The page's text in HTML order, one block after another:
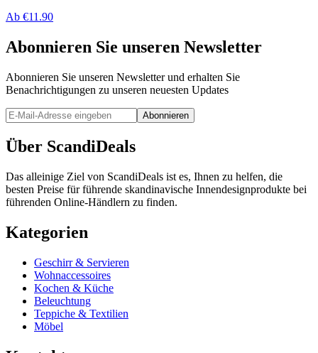
Ab €11.90
Abonnieren Sie unseren Newsletter
Abonnieren Sie unseren Newsletter und erhalten Sie
Benachrichtigungen zu unseren neuesten Updates
Abonnieren
Über ScandiDeals
Das alleinige Ziel von ScandiDeals ist es, Ihnen zu helfen, die
besten Preise für führende skandinavische Innendesignprodukte bei
führenden Online-Händlern zu finden.
Kategorien
Geschirr & Servieren
Wohnaccessoires
Kochen & Küche
Beleuchtung
Teppiche & Textilien
Möbel